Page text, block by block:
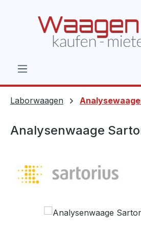
Laborwaagen
Analysenwaage
Bildergalerie überspringen